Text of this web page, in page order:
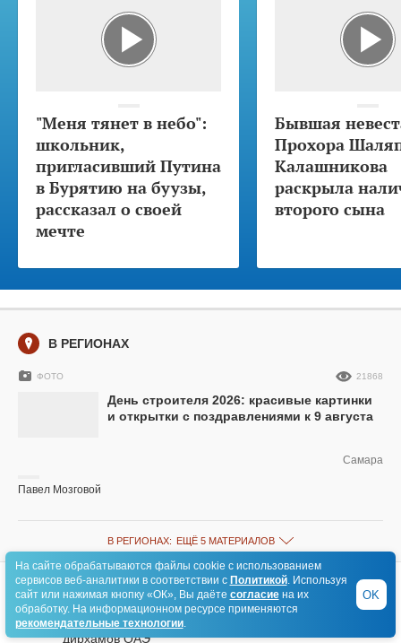
"Меня тянет в небо":
школьник,
пригласивший Путина
в Бурятию на буузы,
рассказал о своей
мечте
Бывшая
Прохора
Калашникова
раскрыла
второго сына
В РЕГИОНАХ
День строителя 2026: красивые картинки
и открытки с поздравлениями к 9 августа
ФОТО 21868
Самара
Павел Мозговой
В РЕГИОНАХ: ЕЩЁ 5 МАТЕРИАЛОВ
НОВОСТИ РЕГИОНА
14:30
JET Group разместила облигации на 10 млн
дирхамов ОАЭ
На сайте обрабатываются файлы cookie с использованием
сервисов веб-аналитики в соответствии с Политикой. Используя
сайт или нажимая кнопку «ОК», Вы даёте согласиена их
обработку. На информационном ресурсе применяются
рекомендательные технологии.
OK